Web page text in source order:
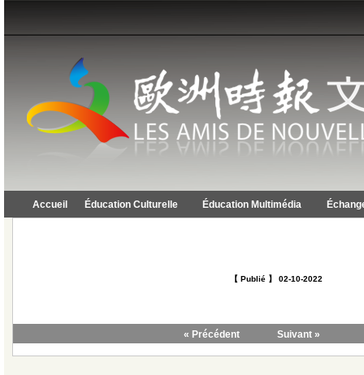
Accueil Éducation Culturelle Éducation Multimédia
【 Publié 】 02-10-2022
« Précédent Suivant »